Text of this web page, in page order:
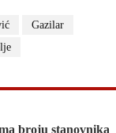
Gazilar
broju stanovnika